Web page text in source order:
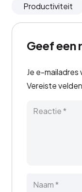
Productiviteit
Geef een
Je e-
Vereiste